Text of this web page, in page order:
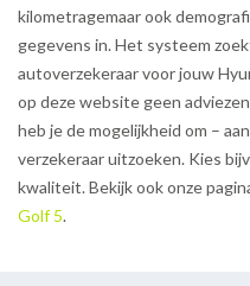
kilometragemaar ook
gegevens in. Het systeem
autoverzekeraar voor jouw
op deze website geen
heb je de mogelijkheid om –
verzekeraar uitzoeken. Kies
kwaliteit. Bekijk ook onze
Golf 5.